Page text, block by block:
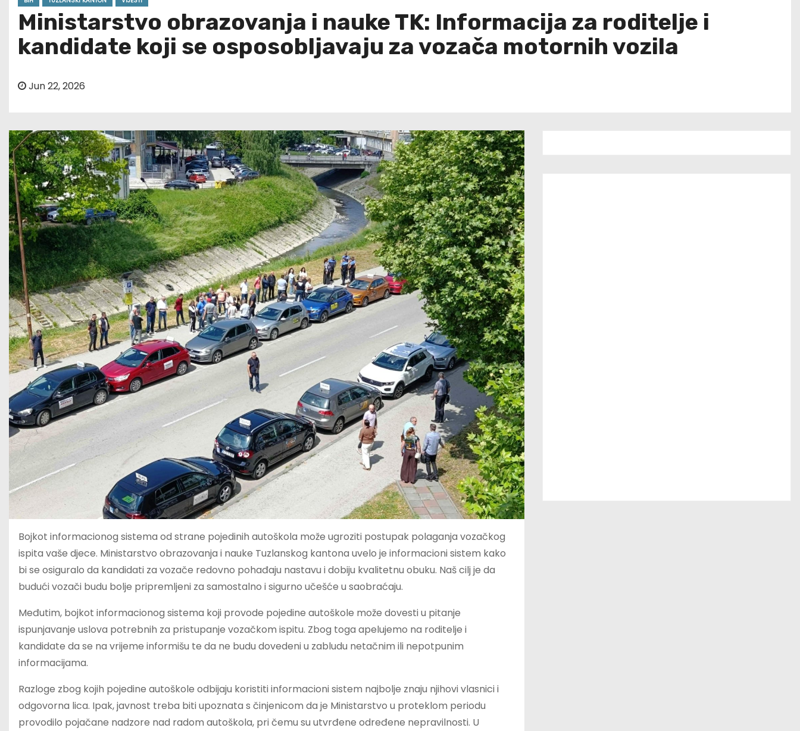
Ministarstvo obrazovanja i nauke TK: Informacija za roditelje i
kandidate koji se osposobljavaju za vozača motornih vozila
Jun 22, 2026
Bojkot informacionog sistema od strane pojedinih autoškola može ugroziti postupak polaganja vozačkog
ispita vaše djece. Ministarstvo obrazovanja i nauke Tuzlanskog kantona uvelo je informacioni sistem kako
bi se osiguralo da kandidati za vozače redovno pohađaju nastavu i dobiju kvalitetnu obuku. Naš cilj je da
budući vozači budu bolje pripremljeni za samostalno i sigurno učešće u saobraćaju.
Međutim, bojkot informacionog sistema koji provode pojedine autoškole može dovesti u pitanje
ispunjavanje uslova potrebnih za pristupanje vozačkom ispitu. Zbog toga apelujemo na roditelje i
kandidate da se na vrijeme informišu te da ne budu dovedeni u zabludu netačnim ili nepotpunim
informacijama.
Razloge zbog kojih pojedine autoškole odbijaju koristiti informacioni sistem najbolje znaju njihovi vlasnici i
odgovorna lica. Ipak, javnost treba biti upoznata s činjenicom da je Ministarstvo u proteklom periodu
provodilo pojačane nadzore nad radom autoškola, pri čemu su utvrđene određene nepravilnosti. U